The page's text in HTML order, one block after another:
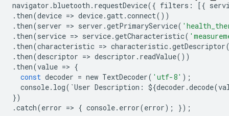
navigator .bluetooth . requestDevice({ filters : [{
. then(device => device.gatt.connect())
. then(server => server .getPrimaryService(
. then(service => service.getCharacteristic(
. then(characteristic => characteristic.getDescriptor
. then(descriptor => descriptor . readValue())
. then(value => {
const decoder = new TextDecoder( 'utf-8' );
console. log( `User Description : ${decoder .decode(
})
.catch(error => { console. error(error); });